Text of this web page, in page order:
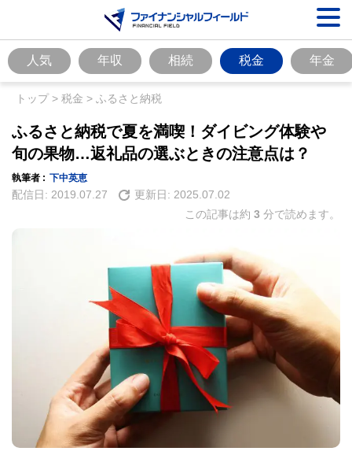
人気 年収 相続 税金 年金
トップ> 税金 > ふるさと納税
ふるさと納税で夏を満喫！ダイビング体験や
旬の果物…返礼品の選ぶときの注意点は？
執筆者 : 下中英恵
配信日: 2019.07.27 更新日: 2025.07.02
この記事は約 3 分で読めます。